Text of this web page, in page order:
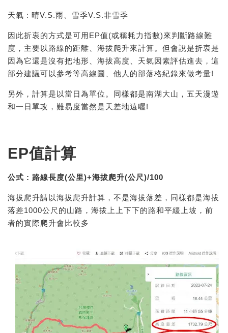
天氣 : 晴V.S.雨、雪季V.S.非雪季
因此折衷的方式是可用EP值(或稱耗力指數)來判斷路線難
度，主要以路線的距離、海拔爬升來計算。但會說是折衷是
因為它還是沒有把地形、海拔高度、天氣因素評估進去，這
部分建議可以參考等高線圖、他人的部落格紀錄來做考量!
另外，計算是以當日為單位。同樣都是南湖大山，五天漫遊
和一日單攻，難易度當然是天差地遠喔!
EP值計算
公式 : 路線長度(公里)+海拔爬升(公尺)/100
海拔爬升請以海拔爬升計算，不是海拔落差，同樣都是海拔
落差1000公尺的山路，海拔上上下下的路和平緩上坡，前
者的實際爬升會比較多